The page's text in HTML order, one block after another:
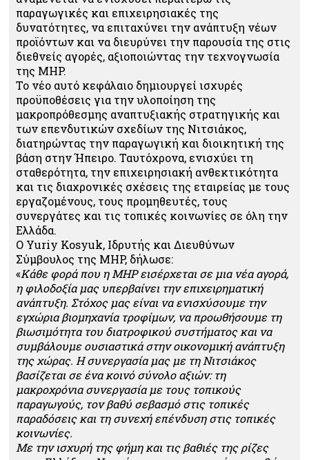
παραγωγικές και επιχειρησιακές της
δυνατότητες, να επιταχύνει την ανάπτυξη νέων
προϊόντων και να διευρύνει την παρουσία της στις
διεθνείς αγορές, αξιοποιώντας την τεχνογνωσία
της MHP.
Το νέο αυτό κεφάλαιο δημιουργεί ισχυρές
προϋποθέσεις για την υλοποίηση της
μακροπρόθεσμης αναπτυξιακής στρατηγικής και
των επενδυτικών σχεδίων της Νιτσιάκος,
διατηρώντας την παραγωγική και διοικητική της
βάση στην Ήπειρο. Ταυτόχρονα, ενισχύει τη
σταθερότητα, την επιχειρησιακή ανθεκτικότητα
και τις διαχρονικές σχέσεις της εταιρείας με τους
εργαζομένους, τους προμηθευτές, τους
συνεργάτες και τις τοπικές κοινωνίες σε όλη την
Ελλάδα.
Ο Yuriy Kosyuk, Ιδρυτής και Διευθύνων
Σύμβουλος της MHP, δήλωσε:
«Κάθε φορά που η MHP εισέρχεται σε μια νέα αγορά,
η φιλοδοξία μας υπερβαίνει την επιχειρηματική
ανάπτυξη. Στόχος μας είναι να ενισχύσουμε την
εγχώρια βιομηχανία τροφίμων, να προωθήσουμε τη
βιωσιμότητα του διατροφικού συστήματος και να
συμβάλουμε ουσιαστικά στην οικονομική ανάπτυξη
της χώρας. Η συνεργασία μας με τη Νιτσιάκος
βασίζεται σε ένα κοινό σύνολο αξιών: τη
μακροχρόνια συνεργασία με τους τοπικούς
παραγωγούς, τον βαθύ σεβασμό στις τοπικές
παραδόσεις και τη συνεχή επένδυση στις τοπικές
κοινωνίες.
Με την ισχυρή της φήμη και τις βαθιές της ρίζες